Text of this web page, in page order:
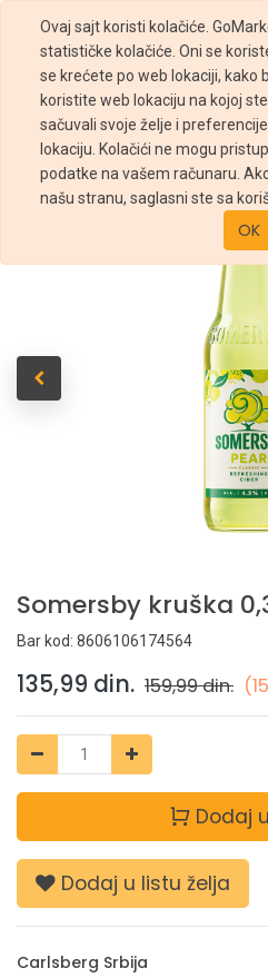
Ovaj sajt koristi kolačiće.
statističke kolačiće. Oni se
se krećete po web lokaciji, kako
koristite web lokaciju na kojoj
sačuvali svoje želje i
lokaciju. Kolačići ne mogu
podatke na vašem računaru.
našu stranu, saglasni ste sa
OK
Prodavnica Somersby kruška
Somersby kruška
Bar kod: 8606106174564
135,99 din. 159,99din.
Dodaj
Dodaj u listu želja
Carlsberg Srbija